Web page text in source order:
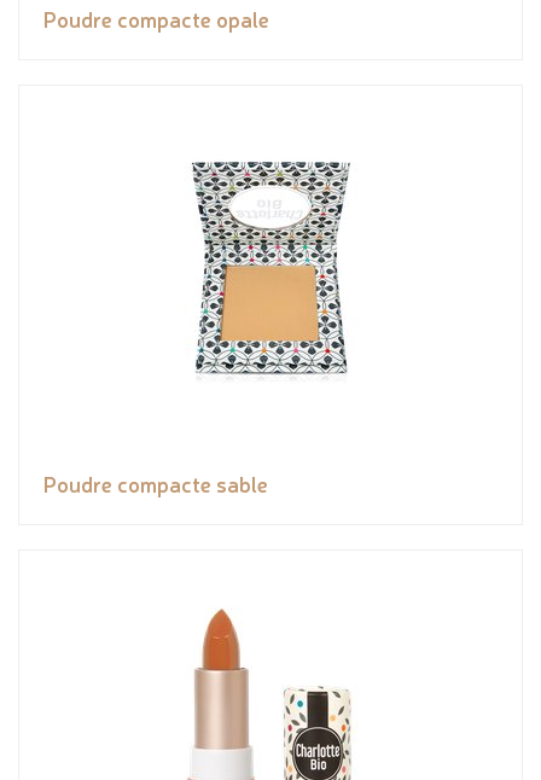
Poudre compacte opale
Poudre compacte sable